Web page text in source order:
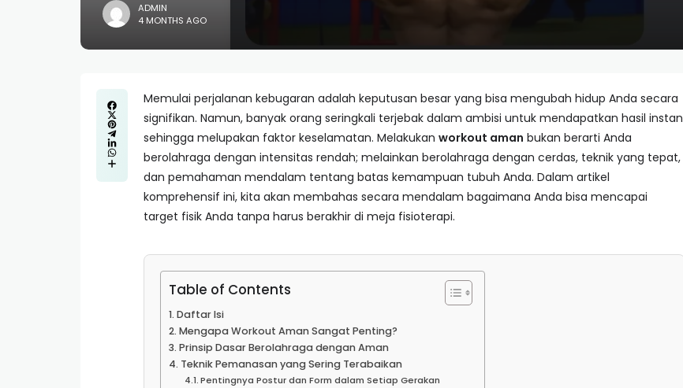
ADMIN
4 MONTHS AGO
Memulai perjalanan kebugaran adalah keputusan besar yang bisa mengubah hidup Anda secara
signifikan. Namun, banyak orang seringkali terjebak dalam ambisi untuk mendapatkan hasil instan
sehingga melupakan faktor keselamatan. Melakukan workout aman bukan berarti Anda
berolahraga dengan intensitas rendah; melainkan berolahraga dengan cerdas, teknik yang tepat,
dan pemahaman mendalam tentang batas kemampuan tubuh Anda. Dalam artikel
komprehensif ini, kita akan membahas secara mendalam bagaimana Anda bisa mencapai
target fisik Anda tanpa harus berakhir di meja fisioterapi.
Table of Contents
Daftar Isi
Mengapa Workout Aman Sangat Penting?
Prinsip Dasar Berolahraga dengan Aman
Teknik Pemanasan yang Sering Terabaikan
Pentingnya Postur dan Form dalam Setiap Gerakan